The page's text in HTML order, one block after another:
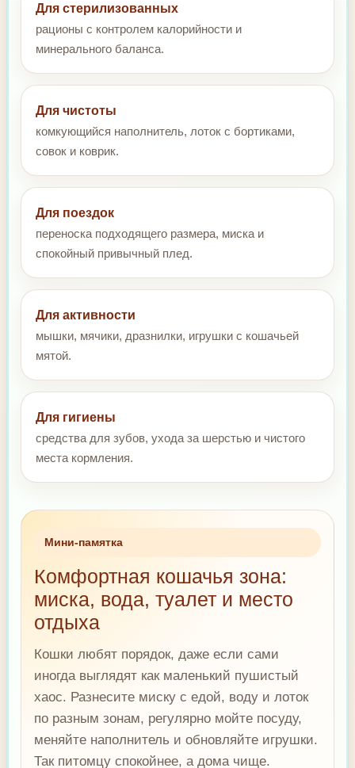
Для стерилизованных
рационы с контролем калорийности и
минерального баланса.
Для чистоты
комкующийся наполнитель, лоток с бортиками,
совок и коврик.
Для поездок
переноска подходящего размера, миска и
спокойный привычный плед.
Для активности
мышки, мячики, дразнилки, игрушки с кошачьей
мятой.
Для гигиены
средства для зубов, ухода за шерстью и чистого
места кормления.
Мини-памятка
Комфортная кошачья зона:
миска, вода, туалет и место
отдыха
Кошки любят порядок, даже если сами
иногда выглядят как маленький пушистый
хаос. Разнесите миску с едой, воду и лоток
по разным зонам, регулярно мойте посуду,
меняйте наполнитель и обновляйте игрушки.
Так питомцу спокойнее, а дома чище.